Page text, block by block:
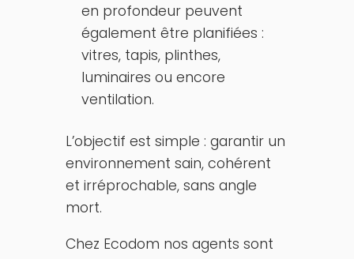
en profondeur peuvent
également être planifiées :
vitres, tapis, plinthes,
luminaires ou encore
ventilation.
L’objectif est simple : garantir un
environnement sain, cohérent
et irréprochable, sans angle
mort.
Chez Ecodom nos agents sont